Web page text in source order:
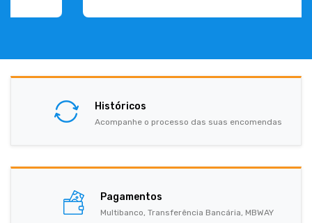
Históricos
Acompanhe o processo das suas encomendas
Pagamentos
Multibanco, Transferência Bancária, MBWAY